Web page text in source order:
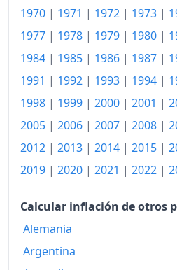
2002
2003
2005
2006
2007
2008
2009
2010
1970 | 1971 | 1972 | 1973 |
1977 | 1978 | 1979 | 1980 |
1984 | 1985 | 1986 | 1987 |
1991 | 1992 | 1993 | 1994 |
1998 | 1999 | 2000 | 2001 |
2005 | 2006 | 2007 | 2008 |
2012 | 2013 | 2014 | 2015 |
2019 | 2020 | 2021 | 2022 |
Calcular inflación de otros
Alemania
Argentina